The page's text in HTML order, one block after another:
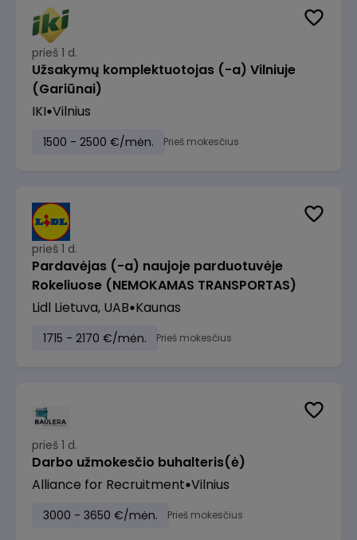
prieš 1 d.
Užsakymų komplektuotojas (-a) Vilniuje
(Gariūnai)
IKI Vilnius
1500 - 2500 €/mėn. Prieš mokesčius
prieš 1 d.
Pardavėjas (-a) naujoje parduotuvėje
Rokeliuose (NEMOKAMAS TRANSPORTAS)
Lidl Lietuva, UAB Kaunas
1715 - 2170 €/mėn. Prieš mokesčius
prieš 1 d.
Darbo užmokesčio buhalteris(ė)
Alliance for Recruitment Vilnius
3000 - 3650 €/mėn. Prieš mokesčius